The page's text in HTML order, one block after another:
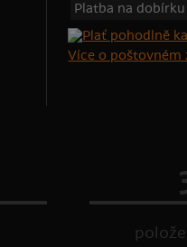
Platba na dobírku
Více o poštovném